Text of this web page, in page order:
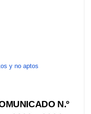
y no aptos
N.º